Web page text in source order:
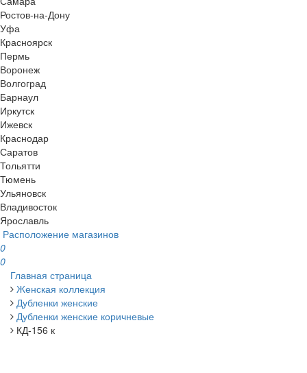
Ростов-на-Дону
Уфа
Красноярск
Пермь
Воронеж
Волгоград
Барнаул
Иркутск
Ижевск
Краснодар
Саратов
Тольятти
Тюмень
Ульяновск
Владивосток
Ярославль
Расположение магазинов
0
0
Главная страница
Женская коллекция
Дубленки женские
Дубленки женские коричневые
КД-156 к